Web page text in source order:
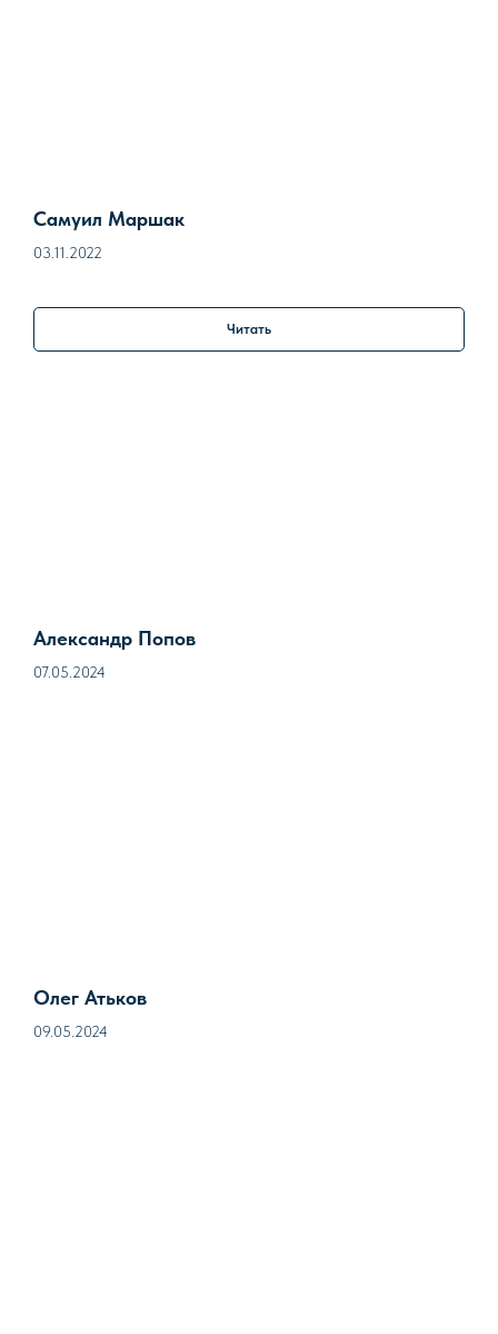
Самуил Маршак
03.11.2022
Читать
Александр Попов
07.05.2024
Олег Атьков
09.05.2024